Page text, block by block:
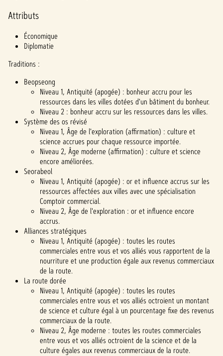
Jouer
,
vous
accep
tez la
politi
de
denti
alité
de
le
trans
donn
vers
les
Googl
e.
Attributs
Économique
Diplomatie
Traditions :
Beopseong
Niveau 1, Antiquité (apogée) : bonheur accru pour les
ressources dans les villes dotées d'un bâtiment du bonheur.
Niveau 2 : bonheur accru sur les ressources dans les villes.
Système des os révisé
Niveau 1, Âge de l'exploration (affirmation) : culture et
science accrues pour chaque ressource importée.
Niveau 2, Âge moderne (affirmation) : culture et science
encore améliorées.
Seorabeol
Niveau 1, Antiquité (apogée) : or et influence accrus sur les
ressources affectées aux villes avec une spécialisation
Comptoir commercial.
Niveau 2, Âge de l'exploration : or et influence encore
accrus.
Alliances stratégiques
Niveau 1, Antiquité (apogée) : toutes les routes
commerciales entre vous et vos alliés vous rapportent de la
nourriture et une production égale aux revenus commerciaux
de la route.
La route dorée
Niveau 1, Antiquité (apogée) : toutes les routes
commerciales entre vous et vos alliés octroient un montant
de science et culture égal à un pourcentage fixe des revenus
commerciaux de la route.
Niveau 2, Âge moderne : toutes les routes commerciales
entre vous et vos alliés octroient de la science et de la
culture égales aux revenus commerciaux de la route.